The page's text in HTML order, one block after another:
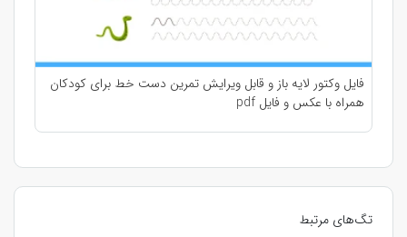
تگ‌های مرتبط
فایل وکتور لایه باز و قابل ویرایش تمرین دست خط برای کودکان
همراه با عکس و فایل pdf